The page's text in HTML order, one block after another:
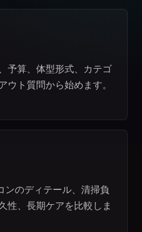
予算、体型形式、カテゴ
ウト質問から始めます。
ンのディテール、清掃負
性、長期ケアを比較しま